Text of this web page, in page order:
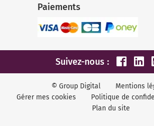
Paiements
Suivez-nous :
© Group Digital
Mentions
Gérer mes cookies
Politique de
Plan du site